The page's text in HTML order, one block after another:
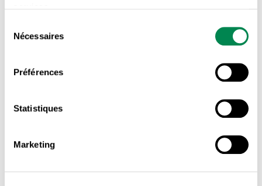
Nécessaires
Préférences
Statistiques
Marketing
reconnaissance des familles
30 NOVEMBRE 2020